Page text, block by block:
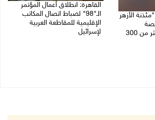
الأزهر
لفلسطين بمشاركة أكثر من 300
القاهرة: انطلاق أعمال المؤتمر
الـ"98" لضباط اتصال المكاتب
الإقليمية للمقاطعة العربية
لإسرائيل